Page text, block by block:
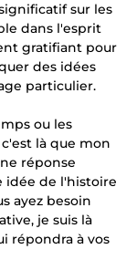
sur les
dans l'esprit
gratifiant pour
des idées
particulier.
ou les
là que mon
réponse
idée de l'histoire
ayez besoin
je suis là
répondra à vos